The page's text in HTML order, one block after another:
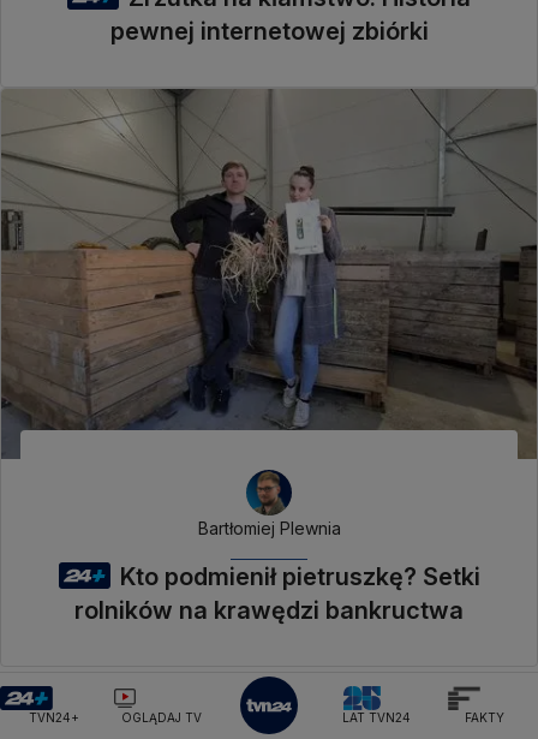
pewnej internetowej zbiórki
Bartłomiej Plewnia
Kto podmienił pietruszkę? Setki
rolników na krawędzi bankructwa
TVN24+ OGLĄDAJ TV LAT TVN24 FAKTY